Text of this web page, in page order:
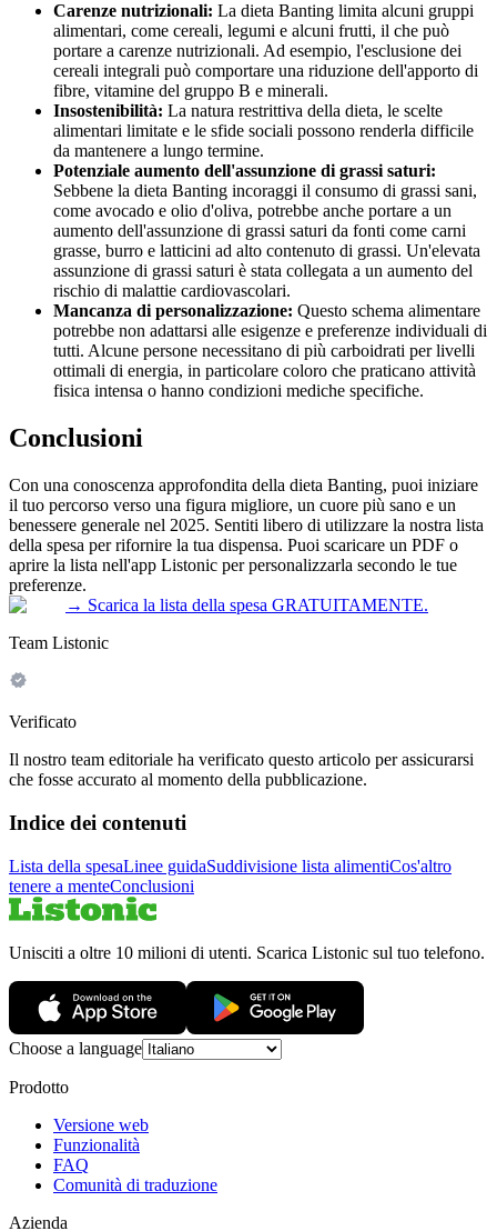
Carenze nutrizionali: La dieta Banting limita alcuni gruppi
alimentari, come cereali, legumi e alcuni frutti, il che può
portare a carenze nutrizionali. Ad esempio, l'esclusione dei
cereali integrali può comportare una riduzione dell'apporto di
fibre, vitamine del gruppo B e minerali.
Insostenibilità: La natura restrittiva della dieta, le scelte
alimentari limitate e le sfide sociali possono renderla difficile
da mantenere a lungo termine.
Potenziale aumento dell'assunzione di grassi saturi:
Sebbene la dieta Banting incoraggi il consumo di grassi sani,
come avocado e olio d'oliva, potrebbe anche portare a un
aumento dell'assunzione di grassi saturi da fonti come carni
grasse, burro e latticini ad alto contenuto di grassi. Un'elevata
assunzione di grassi saturi è stata collegata a un aumento del
rischio di malattie cardiovascolari.
Mancanza di personalizzazione: Questo schema alimentare
potrebbe non adattarsi alle esigenze e preferenze individuali di
tutti. Alcune persone necessitano di più carboidrati per livelli
ottimali di energia, in particolare coloro che praticano attività
fisica intensa o hanno condizioni mediche specifiche.
Conclusioni
Con una conoscenza approfondita della dieta Banting, puoi iniziare
il tuo percorso verso una figura migliore, un cuore più sano e un
benessere generale nel 2025. Sentiti libero di utilizzare la nostra lista
della spesa per rifornire la tua dispensa. Puoi scaricare un PDF o
aprire la lista nell'app Listonic per personalizzarla secondo le tue
preferenze.
→ Scarica la lista della spesa GRATUITAMENTE.
Team Listonic
Verificato
Il nostro team editoriale ha verificato questo articolo per assicurarsi
che fosse accurato al momento della pubblicazione.
Indice dei contenuti
Lista della spesaLinee guidaSuddivisione lista alimentiCos'altro
tenere a menteConclusioni
Unisciti a oltre 10 milioni di utenti. Scarica Listonic sul tuo telefono.
Choose a language
Prodotto
Versione web
Funzionalità
FAQ
Comunità di traduzione
Azienda